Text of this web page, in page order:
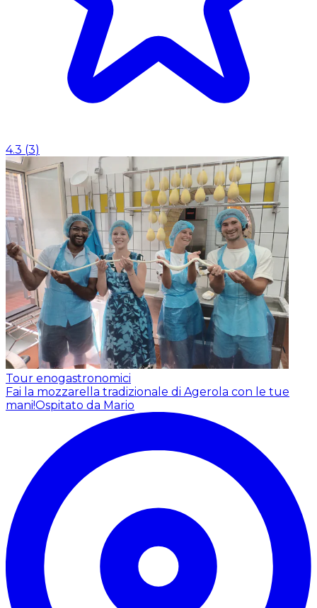
4.3 (3)
Tour enogastronomici
Fai la mozzarella tradizionale di Agerola con le tue
mani!Ospitato da Mario